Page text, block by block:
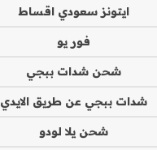
ايتونز سعودي اقساط
فور يو
شحن شدات ببجي
شدات ببجي عن طريق الايدي
شحن يلا لودو